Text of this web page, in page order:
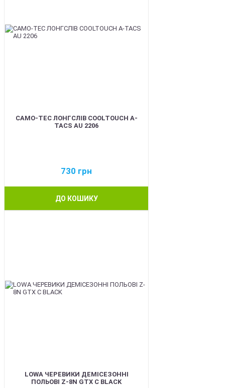
CAMO-TEC ЛОНГСЛІВ COOLTOUCH A-
TACS AU 2206
730 грн
ДО КОШИКУ
LOWA ЧЕРЕВИКИ ДЕМІСЕЗОННІ
ПОЛЬОВІ Z-8N GTX C BLACK